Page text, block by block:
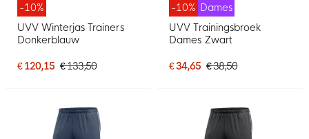
-10%
UVV Winterjas Trainers
Donkerblauw
€ 120,15 € 133,50
-10% Dames
UVV Trainingsbroek
Dames Zwart
€ 34,65 € 38,50